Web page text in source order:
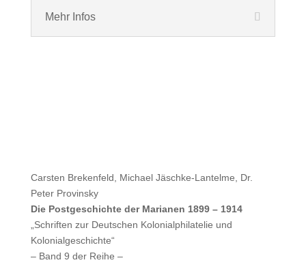
Mehr Infos
Carsten Brekenfeld, Michael Jäschke-Lantelme, Dr.
Peter Provinsky
Die Postgeschichte der Marianen 1899 – 1914
„Schriften zur Deutschen Kolonialphilatelie und
Kolonialgeschichte“
– Band 9 der Reihe –